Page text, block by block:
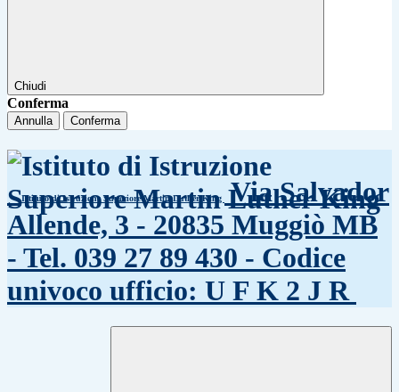
Chiudi
Conferma
Annulla Conferma
Istituto di Istruzione Superiore Martin Luther King
Via Salvador
Allende, 3 - 20835 Muggiò MB
- Tel. 039 27 89 430 - Codice
univoco ufficio: U F K 2 J R